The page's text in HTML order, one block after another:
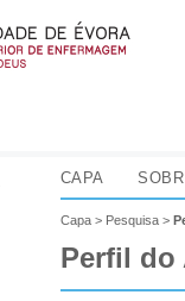
CAPA
Capa> Pesquisa>
Perfil do